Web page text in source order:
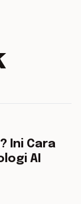
5 min read
Ini Cara
AI